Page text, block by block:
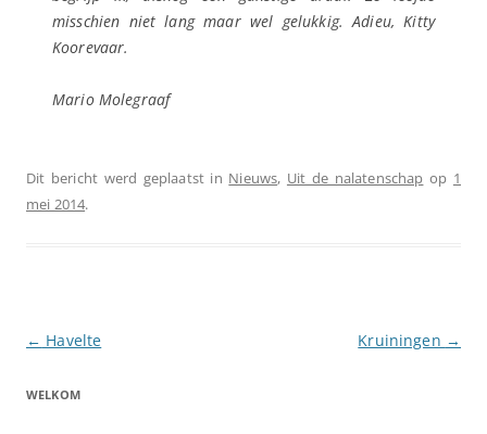
misschien niet lang maar wel gelukkig. Adieu, Kitty
Koorevaar.
Mario Molegraaf
Dit bericht werd geplaatst in Nieuws, Uit de nalatenschap op 1
mei 2014.
Berichtnavigatie
← Havelte Kruiningen →
WELKOM